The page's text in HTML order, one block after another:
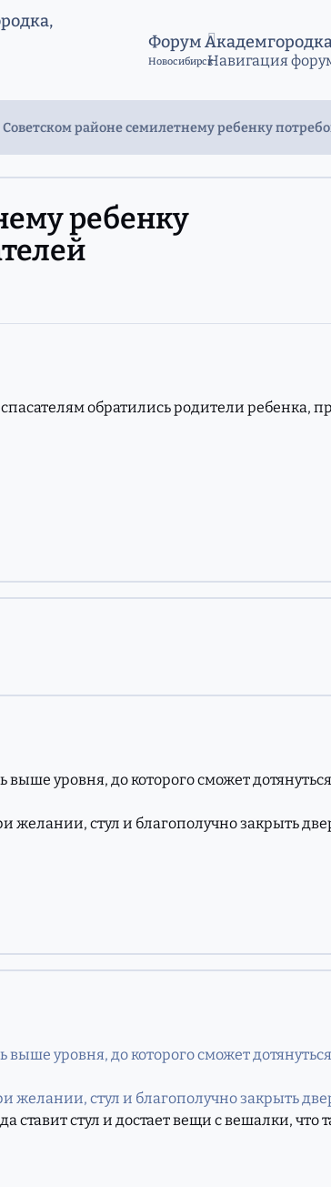
Форум
НовосибирскНавигация
Советском районе семилетнему ребенку
ребенку
спасателям обратились родители
выше уровня, до которого сможет
желании, стул и благополучно закрыть
выше уровня, до которого сможет
желании, стул и благополучно закрыть
ставит стул и достает вещи с вешалки, что